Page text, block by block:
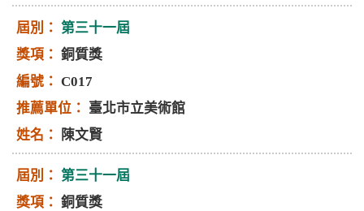
第三十一屆
銅質獎
C017
臺北市立美術館
陳文賢
第三十一屆
銅質獎